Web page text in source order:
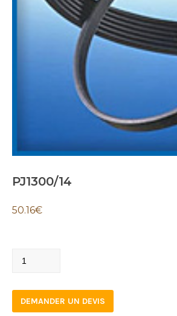
PJ1300/14
50.16€
PJ1300/14
DEMANDER UN DEVIS